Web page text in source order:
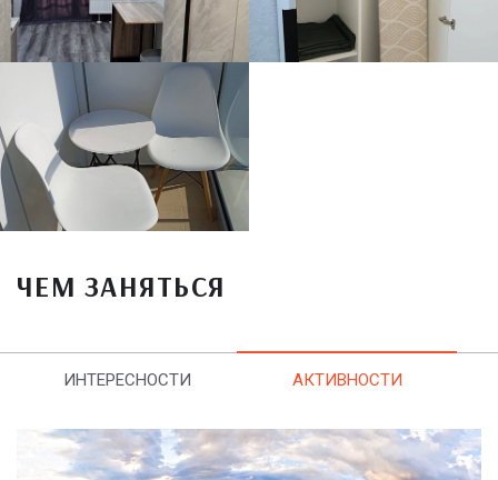
ЧЕМ ЗАНЯТЬСЯ
ИНТЕРЕСНОСТИ АКТИВНОСТИ